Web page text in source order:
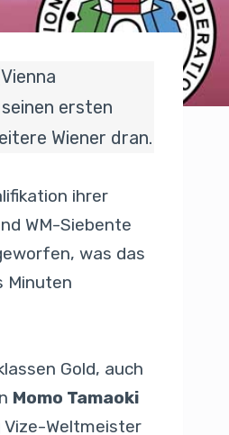
ersten
Wiener dran.
ihrer
WM-Siebente
was das
Minuten
Gold, auch
Momo Tamaoki
Vize-Weltmeister